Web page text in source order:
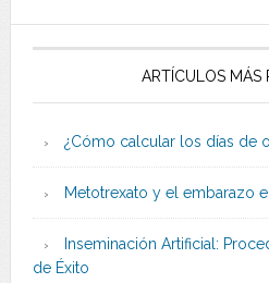
ARTÍCULOS MÁS
¿Cómo calcular los días de
Metotrexato y el embarazo
Inseminación Artificial:
de Éxito